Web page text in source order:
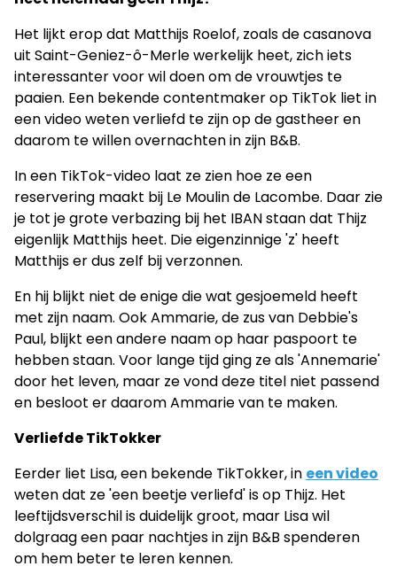
Het lijkt erop dat Matthijs Roelof, zoals de casanova
uit Saint-Geniez-ô-Merle werkelijk heet, zich iets
interessanter voor wil doen om de vrouwtjes te
paaien. Een bekende contentmaker op TikTok liet in
een video weten verliefd te zijn op de gastheer en
daarom te willen overnachten in zijn B&B.
In een TikTok-video laat ze zien hoe ze een
reservering maakt bij Le Moulin de Lacombe. Daar zie
je tot je grote verbazing bij het IBAN staan dat Thijz
eigenlijk Matthijs heet. Die eigenzinnige 'z' heeft
Matthijs er dus zelf bij verzonnen.
En hij blijkt niet de enige die wat gesjoemeld heeft
met zijn naam. Ook Ammarie, de zus van Debbie's
Paul, blijkt een andere naam op haar paspoort te
hebben staan. Voor lange tijd ging ze als 'Annemarie'
door het leven, maar ze vond deze titel niet passend
en besloot er daarom Ammarie van te maken.
Verliefde TikTokker
Eerder liet Lisa, een bekende TikTokker, in een video
weten dat ze 'een beetje verliefd' is op Thijz. Het
leeftijdsverschil is duidelijk groot, maar Lisa wil
dolgraag een paar nachtjes in zijn B&B spenderen
om hem beter te leren kennen.